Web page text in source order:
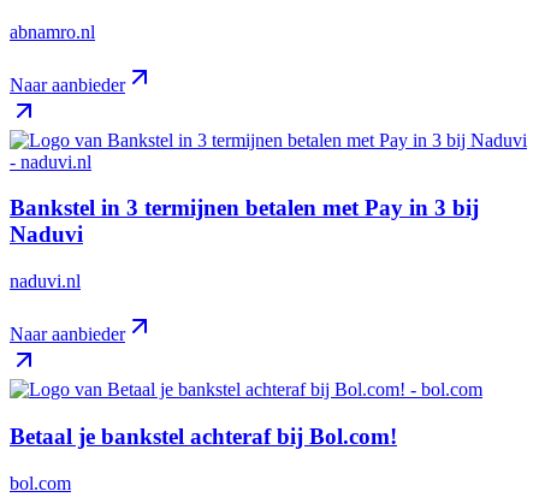
abnamro.nl
Naar aanbieder
Bankstel in 3 termijnen betalen met Pay in 3 bij
Naduvi
naduvi.nl
Naar aanbieder
Betaal je bankstel achteraf bij Bol.com!
bol.com